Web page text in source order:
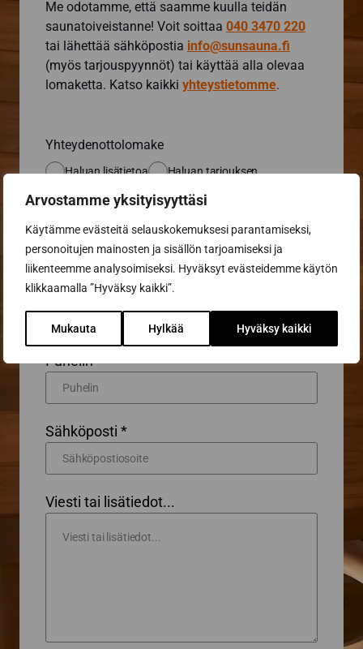
Arvostamme yksityisyyttäsi
Käytämme evästeitä selauskokemuksesi parantamiseksi,
personoitujen mainosten ja sisällön tarjoamiseksi ja
liikenteemme analysoimiseksi. Hyväksyt evästeidemme käytön
klikkaamalla ”Hyväksy kaikki”.
Mukauta Hylkää Hyväksy kaikki
Me odotamme, että saamme kuulla teidän
saunatoiveistanne! Voit soittaa 040 3470 220
tai lähettää sähköpostia info@sunsauna.fi
(myös tarjouspyynnöt) tai käyttää alla olevaa
lomaketta. Katso kaikki yhteystietomme.
Yhteydenottolomake
Haluan lisätietoa Haluan tarjouksen
Sukunimi *
Puhelin
Sähköposti *
Viesti tai lisätiedot...